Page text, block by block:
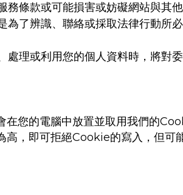
務條款或可能損害或妨礙網站與其
為了辨識、聯絡或採取法律行動所必
處理或利用您的個人資料時，將對
在您的電腦中放置並取用我們的
高，即可拒絕Cookie的寫入，但可